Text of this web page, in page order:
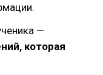
—
которая